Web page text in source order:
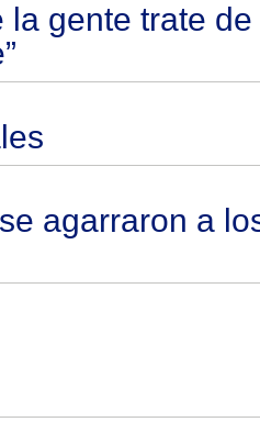
la gente trate
agarraron a